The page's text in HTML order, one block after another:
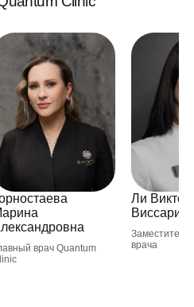
врач Quantum
Ли
Заместитель
врача